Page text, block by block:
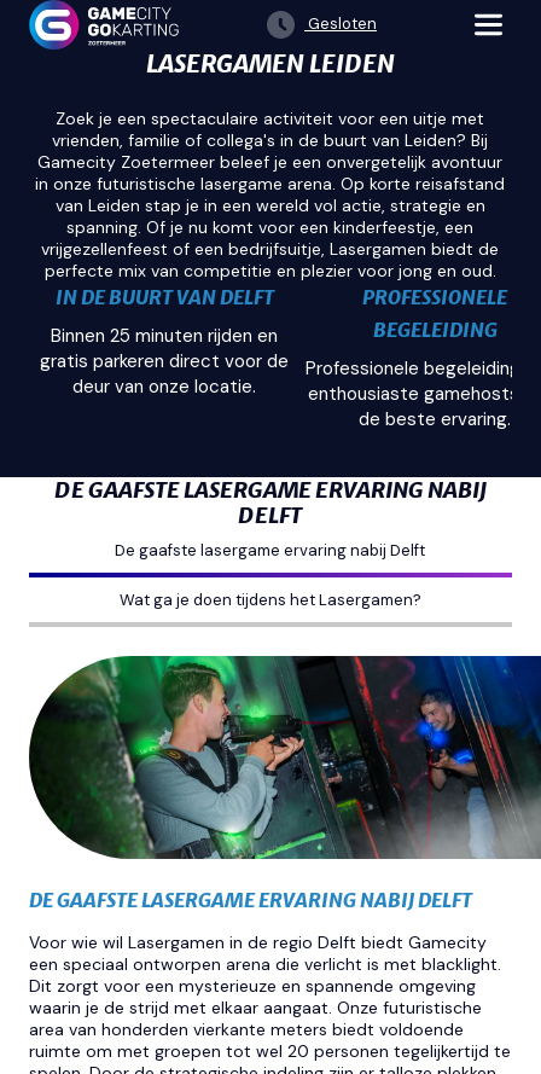
Gesloten
LASERGAMEN LEIDEN
Zoek je een spectaculaire activiteit voor een uitje met
vrienden, familie of collega's in de buurt van Leiden? Bij
Gamecity Zoetermeer beleef je een onvergetelijk avontuur
in onze futuristische lasergame arena. Op korte reisafstand
van Leiden stap je in een wereld vol actie, strategie en
spanning. Of je nu komt voor een kinderfeestje, een
vrijgezellenfeest of een bedrijfsuitje, Lasergamen biedt de
perfecte mix van competitie en plezier voor jong en oud.
IN DE BUURT VAN DELFT
Binnen 25 minuten rijden en
gratis parkeren direct voor de
deur van onze locatie.
PROFESSIONELE
BEGELEIDING
Professionele begeleiding
enthousiaste gamehosts
de beste ervaring.
DE GAAFSTE LASERGAME ERVARING NABIJ
DELFT
De gaafste lasergame ervaring nabij Delft
Wat ga je doen tijdens het Lasergamen?
DE GAAFSTE LASERGAME ERVARING NABIJ DELFT
Voor wie wil Lasergamen in de regio Delft biedt Gamecity
een speciaal ontworpen arena die verlicht is met blacklight.
Dit zorgt voor een mysterieuze en spannende omgeving
waarin je de strijd met elkaar aangaat. Onze futuristische
area van honderden vierkante meters biedt voldoende
ruimte om met groepen tot wel 20 personen tegelijkertijd te